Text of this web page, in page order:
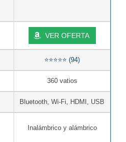
VER OFERTA
⭐⭐⭐⭐⭐ (94)
360 vatios
Bluetooth, Wi-Fi, HDMI, USB
Inalámbrico y alámbrico